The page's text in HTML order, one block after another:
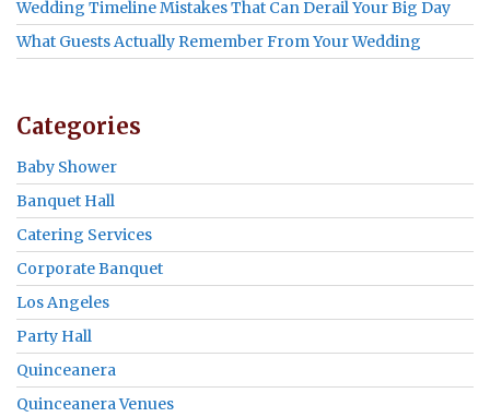
Wedding Timeline Mistakes That Can Derail Your Big Day
What Guests Actually Remember From Your Wedding
Categories
Baby Shower
Banquet Hall
Catering Services
Corporate Banquet
Los Angeles
Party Hall
Quinceanera
Quinceanera Venues